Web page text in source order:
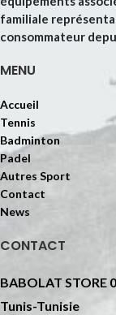
familiale
consommateur
MENU
Accueil
Tennis
Badminton
Padel
Autres Sport
Contact
News
CONTACT
BABOLAT STORE
Tunis-Tunisie